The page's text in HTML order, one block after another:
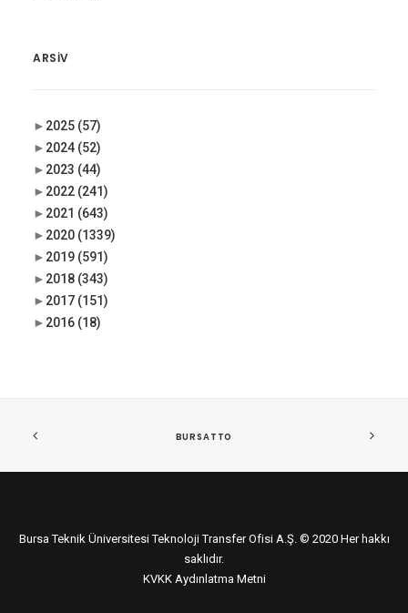
ARSIV
► 2025 (57)
► 2024 (52)
► 2023 (44)
► 2022 (241)
► 2021 (643)
► 2020 (1339)
► 2019 (591)
► 2018 (343)
► 2017 (151)
► 2016 (18)
BURSATTO
Bursa Teknik Üniversitesi Teknoloji Transfer Ofisi A.Ş. © 2020 Her hakkı
saklıdır.
KVKK Aydınlatma Metni